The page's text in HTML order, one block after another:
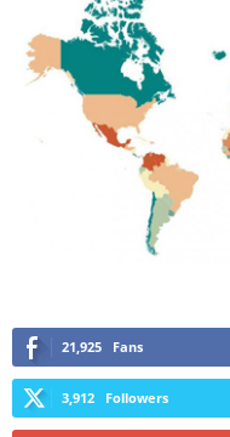
21,925 Fans
3,912 Followers